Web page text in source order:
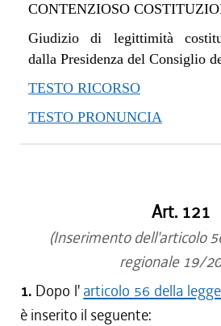
CONTENZIOSO
Giudizio di legittimità
dalla Presidenza del Consiglio
TESTO RICORSO
TESTO PRONUNCIA
Art. 121
(Inserimento dell'articolo
regionale 19/
1. Dopo l' articolo 56 della
è inserito il seguente: